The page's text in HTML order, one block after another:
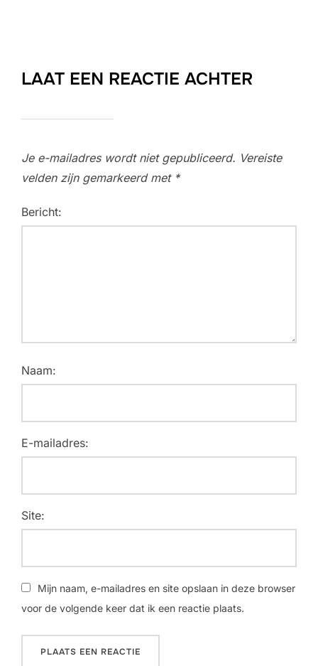
LAAT EEN REACTIE ACHTER
Je e-mailadres wordt niet gepubliceerd. Vereiste
velden zijn gemarkeerd met *
Bericht:
Naam:
E-mailadres:
Site:
Mijn naam, e-mailadres en site opslaan in deze browser
voor de volgende keer dat ik een reactie plaats.